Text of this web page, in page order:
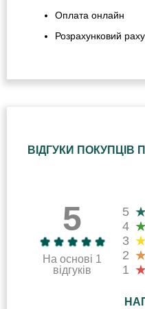
Оплата онлайн
Розрахунковий
ВІДГУКИ ПОКУПЦІВ
5
На основі 1
відгуків
5
4
3
2
1